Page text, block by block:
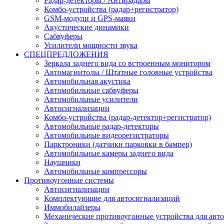
Комбо-устройства (радар+регистратор)
GSM-модули и GPS-маяки
Акустические динамики
Сабвуферы
Усилители мощности звука
СПЕЦПРЕДЛОЖЕНИЯ
Зеркала заднего вида со встроенным монитором
Автомагнитолы / Штатные головные устройства
Автомобильная акустика
Автомобильные сабвуферы
Автомобильные усилители
Автосигнализации
Комбо-устройства (радар-детектор+регистратор)
Автомобильные радар-детекторы
Автомобильные видеорегистраторы
Парктроники (датчики парковки в бампер)
Автомобильные камеры заднего вида
Наушники
Автомобильные компрессоры
Противоугонные системы
Автосигнализации
Комплектующие для автосигнализаций
Иммобилайзеры
Механические противоугонные устройства для